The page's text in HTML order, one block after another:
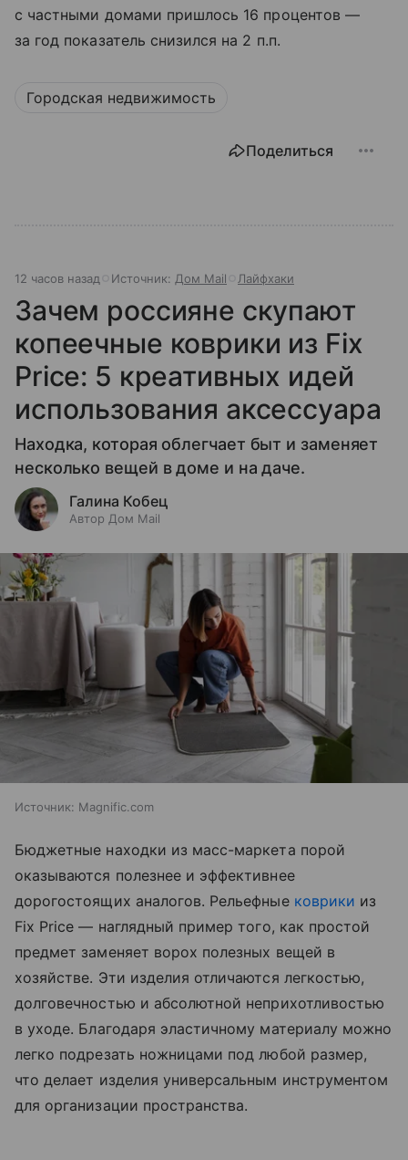
с частными домами пришлось 16 процентов —
за год показатель снизился на 2 п.п.
Городская недвижимость
Поделиться
12 часов назад Источник: Дом Mail Лайфхаки
Зачем россияне скупают
копеечные коврики из Fix
Price: 5 креативных идей
использования аксессуара
Находка, которая облегчает быт и заменяет
несколько вещей в доме и на даче.
Галина Кобец
Автор Дом Mail
Источник: Magnific.com
Бюджетные находки из масс-маркета порой
оказываются полезнее и эффективнее
дорогостоящих аналогов. Рельефные коврики из
Fix Price — наглядный пример того, как простой
предмет заменяет ворох полезных вещей в
хозяйстве. Эти изделия отличаются легкостью,
долговечностью и абсолютной неприхотливостью
в уходе. Благодаря эластичному материалу можно
легко подрезать ножницами под любой размер,
что делает изделия универсальным инструментом
для организации пространства.